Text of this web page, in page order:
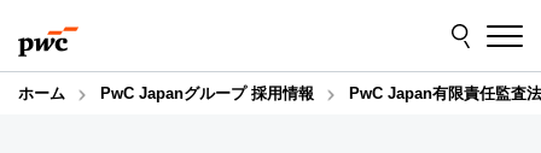
to
content
to
footer
ホーム PwC Japanグループ 採用情報 PwC Japan有限責任監査